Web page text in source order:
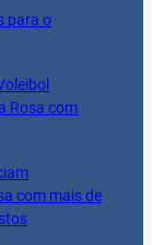
para o
Rosa com
com mais de